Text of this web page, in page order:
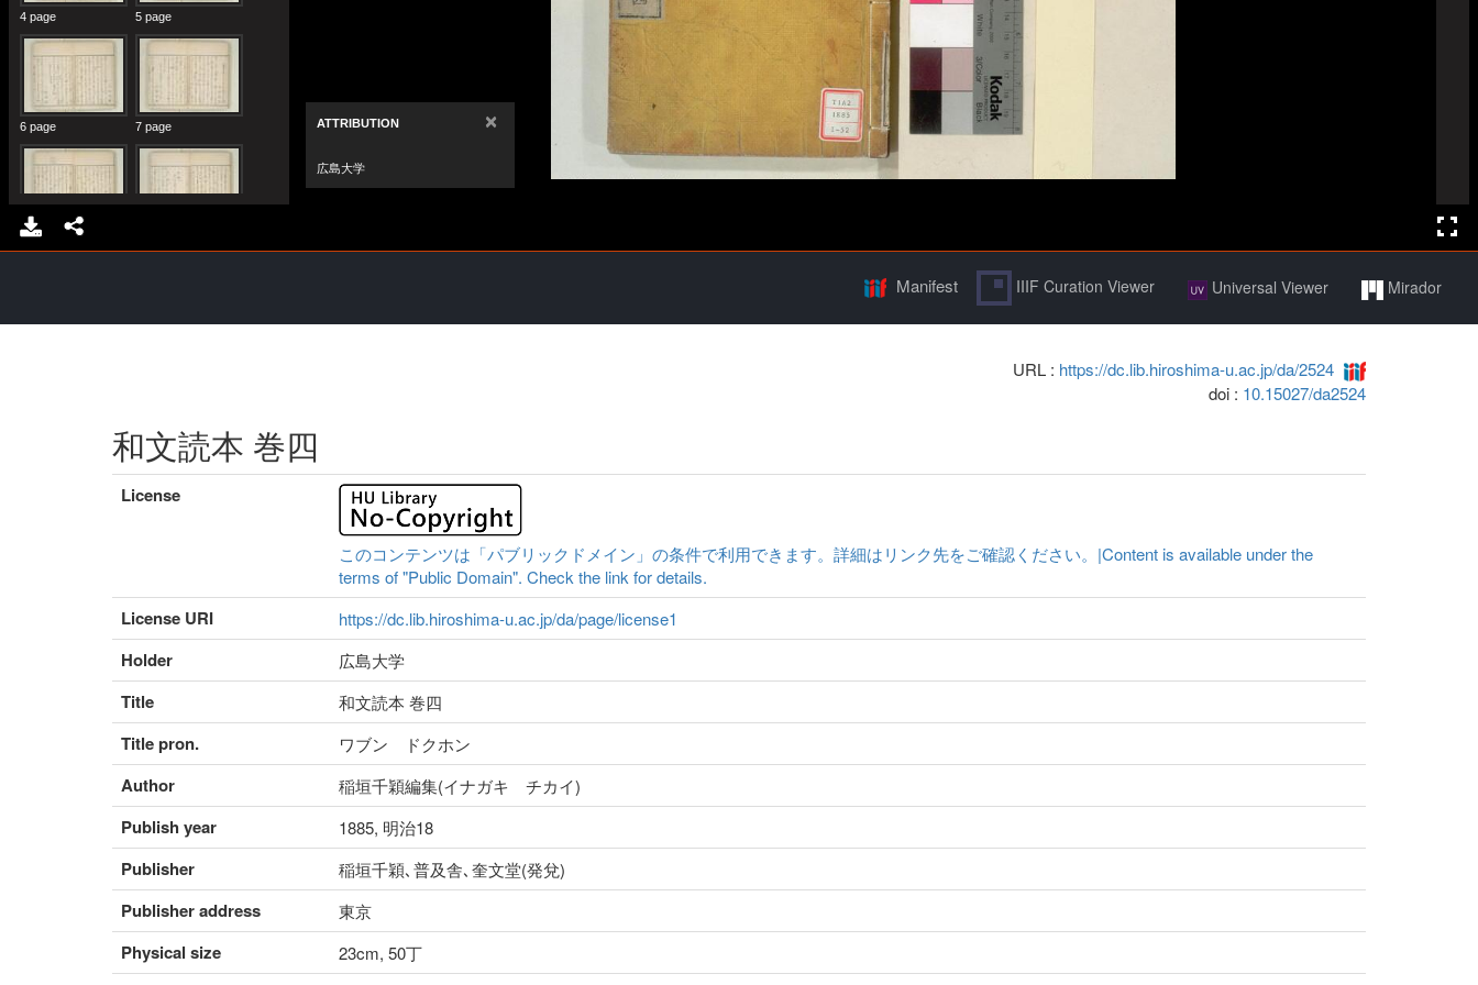
Manifest IIIF Curation Viewer Universal Viewer Mirador
URL : https://dc.lib.hiroshima-u.ac.jp/da/2524
doi : 10.15027/da2524
和文読本 巻四
License
このコンテンツは「パブリックドメイン」の条件で利用できます。詳細はリンク先をご確認ください。|Content is available under the
terms of "Public Domain". Check the link for details.
License URI https://dc.lib.hiroshima-u.ac.jp/da/page/license1
Holder 広島大学
Title 和文読本 巻四
Title pron. ワブン ドクホン
Author 稲垣千穎編集(イナガキ チカイ)
Publish year 1885, 明治18
Publisher 稲垣千穎､普及舎､奎文堂(発兌)
Publisher address 東京
Physical size 23cm, 50丁